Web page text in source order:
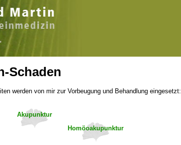
Schaden
werden von mir zur Vorbeugung und Behandlung eingesetzt:
Akupunktur
Homöoakupunktur